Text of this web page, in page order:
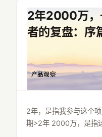
2年2000万，
者的复盘：序
产品观察
2年，是指我参与这个
期>2年 2000万，是指